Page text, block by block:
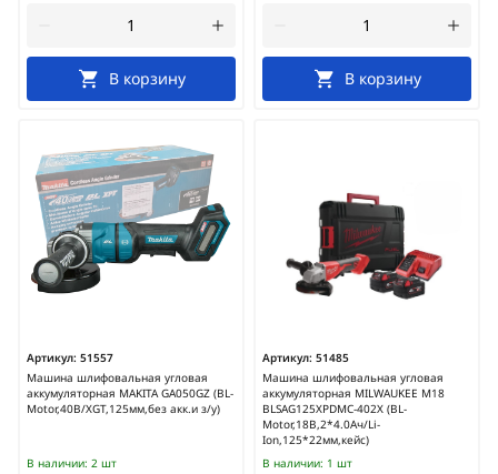
В корзину В корзину
Артикул: 51557
Машина шлифовальная угловая
аккумуляторная MAKITA GA050GZ (BL-
Motor,40В/XGT,125мм,без акк.и з/у)
В наличии: 2 шт
Артикул: 51485
Машина шлифовальная угловая
аккумуляторная MILWAUKEE M18
BLSAG125XPDMC-402X (BL-
Motor,18В,2*4.0Ач/Li-
Ion,125*22мм,кейс)
В наличии: 1 шт